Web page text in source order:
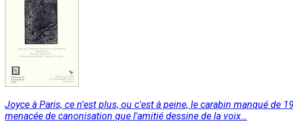
Joyce à Paris, ce n'est plus, ou c'est à peine, le carabin manqué de
menacée de canonisation que l'amitié dessine de la voix…